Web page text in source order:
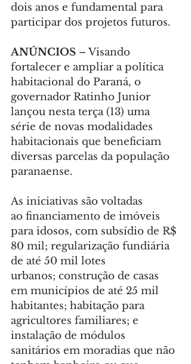
dois anos e fundamental para
participar dos projetos futuros.
ANÚNCIOS – Visando
fortalecer e ampliar a política
habitacional do Paraná, o
governador Ratinho Junior
lançou nesta terça (13) uma
série de novas modalidades
habitacionais que beneficiam
diversas parcelas da população
paranaense.
As iniciativas são voltadas
ao financiamento de imóveis
para idosos, com subsídio de R$
80 mil; regularização fundiária
de até 50 mil lotes
urbanos; construção de casas
em municípios de até 25 mil
habitantes; habitação para
agricultores familiares; e
instalação de módulos
sanitários em moradias que não